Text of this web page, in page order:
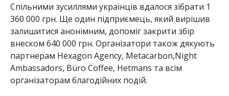
Спільними зусиллями українців вдалося зібрати 1
360 000 грн. Ще один підприємець, який вирішив
залишитися анонімним, допоміг закрити збір
внеском 640 000 грн. Організатори також дякують
партнерам Hexagon Agency, Metacarbon,Night
Ambassadors, Büro Coffee, Hetmans та всім
організаторам благодійних подій.